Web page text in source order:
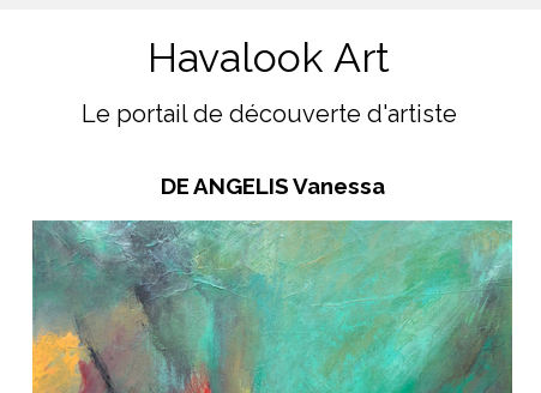
Havalook Art
Le portail de découverte d'artiste
DE ANGELIS Vanessa